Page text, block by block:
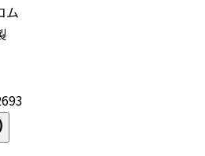
ム